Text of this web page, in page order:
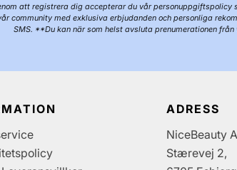
att registrera dig accepterar du vår personuppgiftspolicy
community med exklusiva erbjudanden och personliga
SMS. **Du kan när som helst avsluta prenumerationen från
ADRESS
NiceBeauty
Stærevej 2,